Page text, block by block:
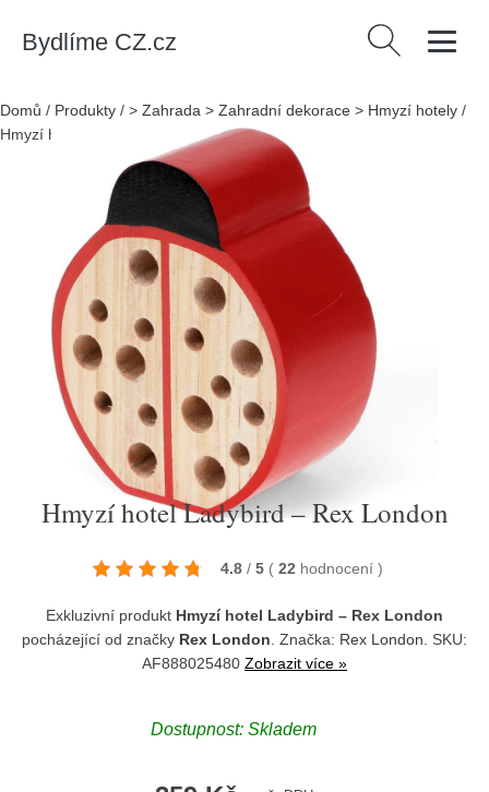
Bydlíme CZ.cz Vyhledávání
Domů / Produkty / > Zahrada > Zahradní dekorace > Hmyzí hotely /
Hmyzí hotel Ladybird – Rex London
Hmyzí hotel Ladybird – Rex London
4.8 / 5 ( 22 hodnocení )
Exkluzivní produkt Hmyzí hotel Ladybird – Rex London
pocházející od značky Rex London . Značka: Rex London . SKU:
AF888025480 Zobrazit více »
Dostupnost: Skladem